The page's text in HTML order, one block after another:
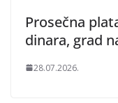
Prosečna
dinara, grad
28.07.2026.